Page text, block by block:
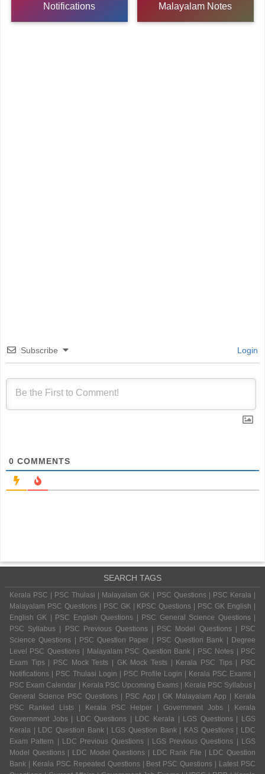
Notifications Malayalam Notes
Subscribe Login
0 COMMENTS
SEARCH TAGS
Kerala PSC | PSC Thulasi | Malayalam GK | PSC Questions | PSC Kerala |
Malayalam PSC Questions | PSC GK | KPSC Questions | PSC GK English |
English GK | PSC English Questions | PSC General Science Questions |
PSC Syllabus | PSC Previous Questions | PSC Model Questions | PSC
Science Questions | PSC Question Paper | PSC Question Bank | Degree
Level PSC Questions | Malayalam PSC Question Bank | PSC Notes | PSC
Exam Tips | PSC Mock Tests | GK Mock Tests | Kerala PSC Tips | PSC
Notifications | PSC Thulasi Login | PSC Profile Login | Kerala PSC Exams |
PSC Exam Calendar | Kerala PSC Upcoming Exams | Kerala PSC Syllabus |
General Science PSC Questions | PSC App | GK Malayalam App | Kerala
PSC Ranked Lists | Kerala PSC Helper | Government Jobs | Kerala
Government Jobs | LDC Questions | LDC Kerala | LGS Questions | LGS
Kerala | LDC Question Bank | LGS Question Bank | KAS Questions | LDC
Exam Pattern | LDC Previous Questions | LGS Previous Questions | LGS
Model Questions | LDC Model Questions | LDC Rank File | LDC Question
Bank | Kerala PSC Repeated Questions | Best PSC Questions | Latest PSC